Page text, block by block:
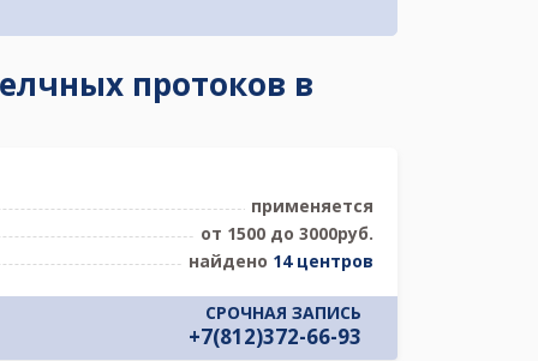
протоков в
применяется
от 1500 до 3000руб.
найдено 14 центров
СРОЧНАЯ ЗАПИСЬ
+7(812)372-66-93